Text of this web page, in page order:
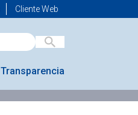
Cliente Web
Transparencia